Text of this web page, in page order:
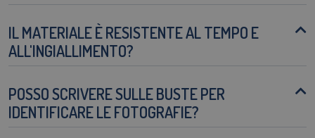
IL MATERIALE È RESISTENTE AL TEMPO E
ALL'INGIALLIMENTO?
POSSO SCRIVERE SULLE BUSTE PER
IDENTIFICARE LE FOTOGRAFIE?